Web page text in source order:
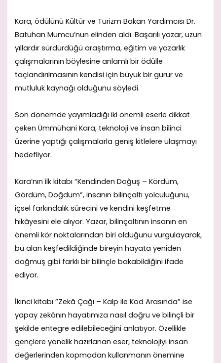
Kara, ödülünü Kültür ve Turizm Bakan Yardımcısı Dr.
Batuhan Mumcu’nun elinden aldı. Başarılı yazar, uzun
yıllardır sürdürdüğü araştırma, eğitim ve yazarlık
çalışmalarının böylesine anlamlı bir ödülle
taçlandırılmasının kendisi için büyük bir gurur ve
mutluluk kaynağı olduğunu söyledi.
Son dönemde yayımladığı iki önemli eserle dikkat
çeken Ümmühani Kara, teknoloji ve insan bilinci
üzerine yaptığı çalışmalarla geniş kitlelere ulaşmayı
hedefliyor.
Kara’nın ilk kitabı “Kendinden Doğuş – Kördüm,
Gördüm, Doğdum”, insanın bilinçaltı yolculuğunu,
içsel farkındalık sürecini ve kendini keşfetme
hikâyesini ele alıyor. Yazar, bilinçaltının insanın en
önemli kör noktalarından biri olduğunu vurgulayarak,
bu alan keşfedildiğinde bireyin hayata yeniden
doğmuş gibi farklı bir bilinçle bakabildiğini ifade
ediyor.
İkinci kitabı “Zekâ Çağı – Kalp ile Kod Arasında” ise
yapay zekânın hayatımıza nasıl doğru ve bilinçli bir
şekilde entegre edilebileceğini anlatıyor. Özellikle
gençlere yönelik hazırlanan eser, teknolojiyi insan
değerlerinden kopmadan kullanmanın önemine